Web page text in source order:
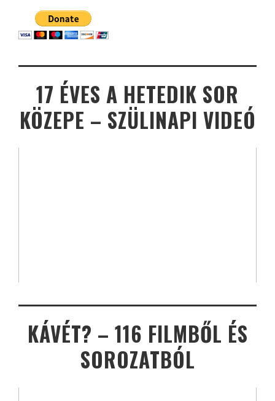
17 ÉVES A HETEDIK SOR
KÖZEPE – SZÜLINAPI VIDEÓ
KÁVÉT? – 116 FILMBŐL ÉS
SOROZATBÓL